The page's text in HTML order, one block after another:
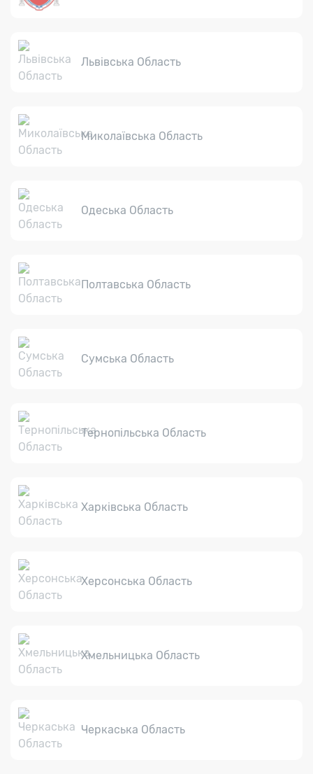
Львівська Область
Миколаївська Область
Одеська Область
Полтавська Область
Сумська Область
Тернопільська Область
Харківська Область
Херсонська Область
Хмельницька Область
Черкаська Область